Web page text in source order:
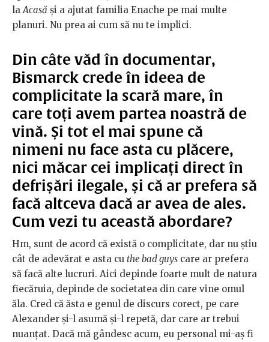
laAcasă și a ajutat familia Enache pe mai multe
planuri. Nu prea ai cum să nu te implici.
Din câte văd în documentar,
Bismarck crede în ideea de
complicitate la scară mare, în
care toți avem partea noastră de
vină. Și tot el mai spune că
nimeni nu face asta cu plăcere,
nici măcar cei implicați direct în
defrișări ilegale, și că ar prefera să
facă altceva dacă ar avea de ales.
Cum vezi tu această abordare?
Hm, sunt de acord că există o complicitate, dar nu știu
cât de adevărat e asta cu the bad guys care ar prefera
să facă alte lucruri. Aici depinde foarte mult de natura
fiecăruia, depinde de societatea din care vine omul
ăla. Cred că ăsta e genul de discurs corect, pe care
Alexander și-l asumă și-l repetă, dar care ar trebui
nuanțat. Dacă mă gândesc acum, eu personal mi-aș fi